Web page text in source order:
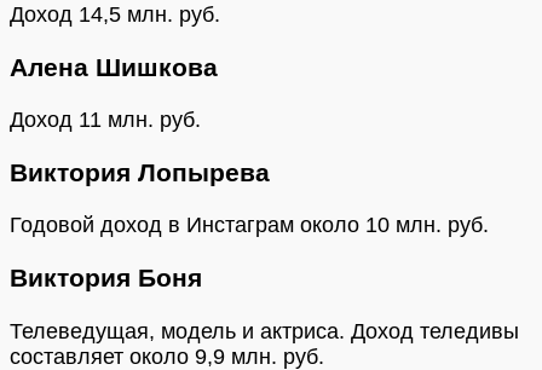
Доход 14,5 млн. руб.
Алена Шишкова
Доход 11 млн. руб.
Виктория Лопырева
Годовой доход в Инстаграм около 10 млн. руб.
Виктория Боня
Телеведущая, модель и актриса. Доход теледивы
составляет около 9,9 млн. руб.